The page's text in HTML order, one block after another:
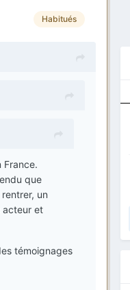
Habitués
France.
que
un
acteur et
témoignages